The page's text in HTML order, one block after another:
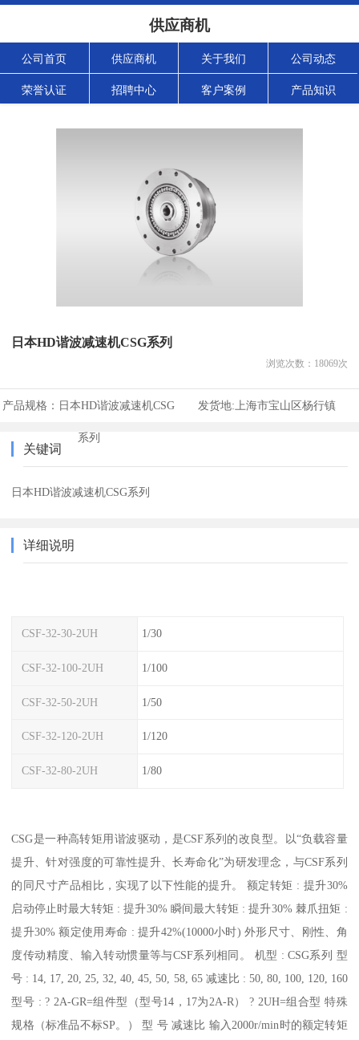
供应商机
公司首页 供应商机 关于我们 公司动态
荣誉认证 招聘中心 客户案例 产品知识
日本HD谐波减速机CSG系列
浏览次数： 18069次
产品规格： 日本HD谐波减速机CSG
系列
发货地: 上海市宝山区杨行镇
关键词
日本HD谐波减速机CSG系列
详细说明
CSF-32-30-2UH 1/30
CSF-32-100-2UH 1/100
CSF-32-50-2UH 1/50
CSF-32-120-2UH 1/120
CSF-32-80-2UH 1/80
CSG是一种高转矩用谐波驱动，是CSF系列的改良型。以“负载容量
提升、针对强度的可靠性提升、长寿命化”为研发理念，与CSF系列
的同尺寸产品相比，实现了以下性能的提升。 额定转矩 : 提升30%
启动停止时最大转矩 : 提升30% 瞬间最大转矩 : 提升30% 棘爪扭矩 :
提升30% 额定使用寿命 : 提升42%(10000小时) 外形尺寸、刚性、角
度传动精度、输入转动惯量等与CSF系列相同。 机型 : CSG系列 型
号 : 14, 17, 20, 25, 32, 40, 45, 50, 58, 65 减速比 : 50, 80, 100, 120, 160
型号 : ? 2A-GR=组件型（型号14，17为2A-R） ? 2UH=组合型 特殊
规格（标准品不标SP。） 型 号 减速比 输入2000r/min时的额定转矩